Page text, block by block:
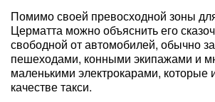
Помимо своей превосходной зоны
Церматта можно объяснить его
свободной от автомобилей, обычно
пешеходами, конными экипажами и
маленькими электрокарами, которые
качестве такси.